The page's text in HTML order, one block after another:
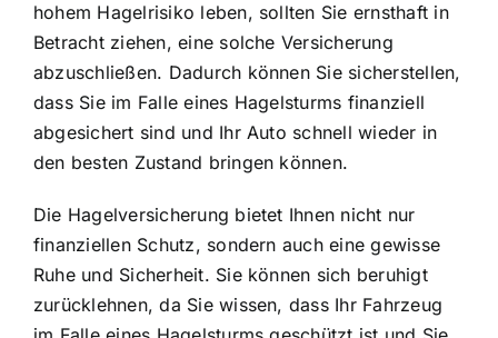
hohem Hagelrisiko leben, sollten Sie ernsthaft in
Betracht ziehen, eine solche Versicherung
abzuschließen. Dadurch können Sie sicherstellen,
dass Sie im Falle eines Hagelsturms finanziell
abgesichert sind und Ihr Auto schnell wieder in
den besten Zustand bringen können.
Die Hagelversicherung bietet Ihnen nicht nur
finanziellen Schutz, sondern auch eine gewisse
Ruhe und Sicherheit. Sie können sich beruhigt
zurücklehnen, da Sie wissen, dass Ihr Fahrzeug